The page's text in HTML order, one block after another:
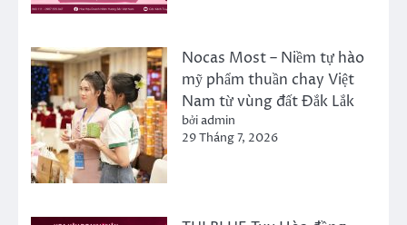
Nocas Most – Niềm tự hào
mỹ phẩm thuần chay Việt
Nam từ vùng đất Đắk Lắk
bởi admin
29 Tháng 7, 2026